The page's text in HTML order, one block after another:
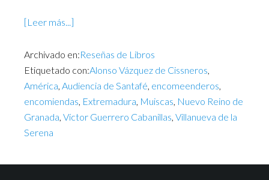
[Leer más...]
Archivado en:Reseñas de Libros
Etiquetado con:Alonso Vázquez de Cissneros,
América, Audiencia de Santafé, encomeenderos,
encomiendas, Extremadura, Muiscas, Nuevo Reino de
Granada, Víctor Guerrero Cabanillas, Villanueva de la
Serena